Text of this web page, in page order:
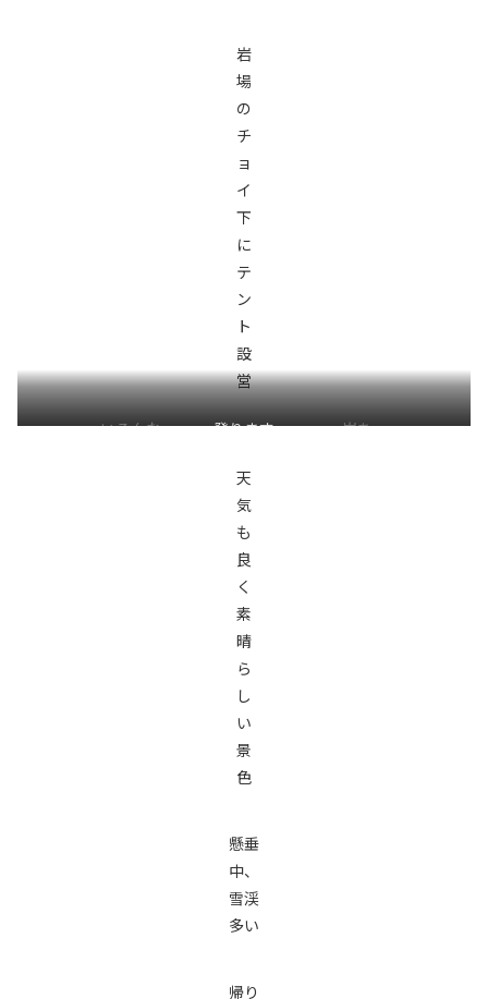
岩
場
の
チ
ョ
イ
下
に
テ
ン
ト
設
営
いろんな 岩を
登ります
天
気
も
良
く
素
晴
ら
し
い
景
色
懸垂
中、
雪渓
多い
帰り